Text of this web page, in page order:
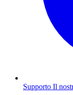
Supporto Il